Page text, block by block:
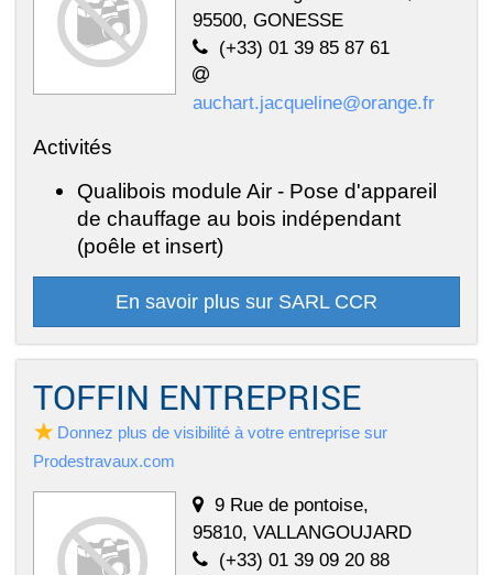
95500, GONESSE
(+33) 01 39 85 87 61
auchart.jacqueline@orange.fr
Activités
Qualibois module Air - Pose d'appareil
de chauffage au bois indépendant
(poêle et insert)
En savoir plus sur SARL CCR
TOFFIN ENTREPRISE
Donnez plus de visibilité à votre entreprise sur
Prodestravaux.com
9 Rue de pontoise,
95810, VALLANGOUJARD
(+33) 01 39 09 20 88